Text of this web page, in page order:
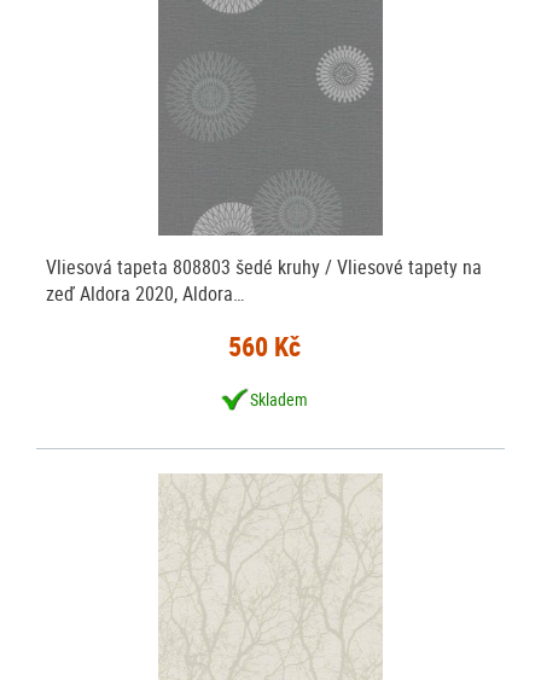
Vliesová tapeta 808803 šedé kruhy / Vliesové tapety na
zeď Aldora 2020, Aldora…
560 Kč
Skladem